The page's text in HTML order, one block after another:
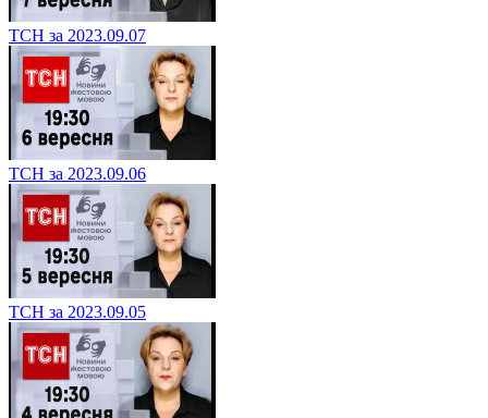
ТСН за 2023.09.07
ТСН за 2023.09.06
ТСН за 2023.09.05